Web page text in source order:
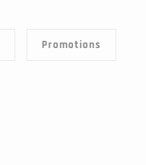
Promotions